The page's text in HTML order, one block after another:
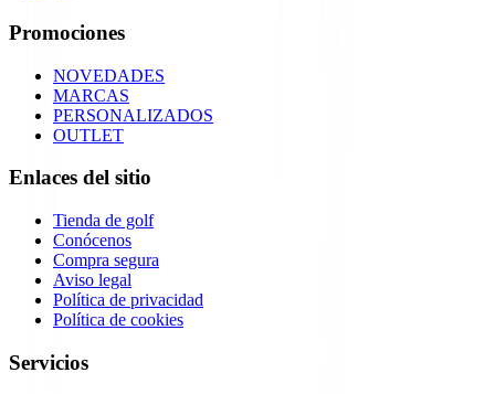
Promociones
NOVEDADES
MARCAS
PERSONALIZADOS
OUTLET
Enlaces del sitio
Tienda de golf
Conócenos
Compra segura
Aviso legal
Política de privacidad
Política de cookies
Servicios